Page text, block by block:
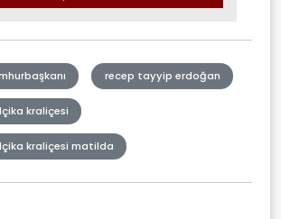
recep tayyip erdoğan
kraliçesi
kraliçesi matilda